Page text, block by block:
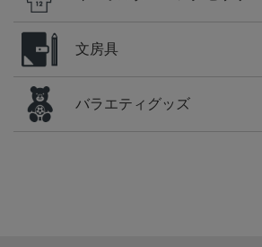
文房具
バラエティグッズ